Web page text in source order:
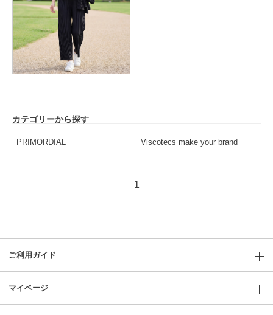
カテゴリーから探す
PRIMORDIAL Viscotecs make your brand
1
ご利用ガイド
マイページ